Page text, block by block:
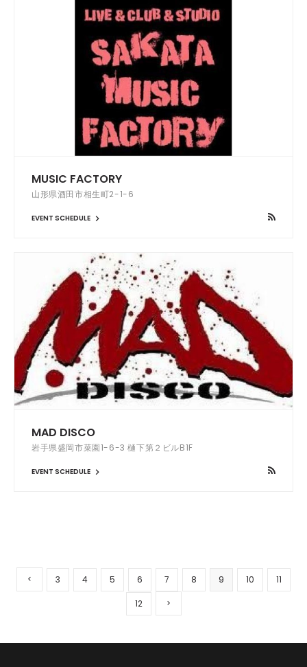
MUSIC FACTORY
山形県酒田市相生町2-1-6
EVENT SCHEDULE
MAD DISCO
岩手県盛岡市菜園1-6-3 樋下第２ビルB1F
EVENT SCHEDULE
3 4 5 6 7 8 9 10 11
12